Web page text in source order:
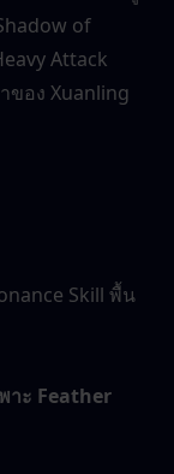
of
Attack
ของ Xuanling
Skill พื้น
าะ Feather